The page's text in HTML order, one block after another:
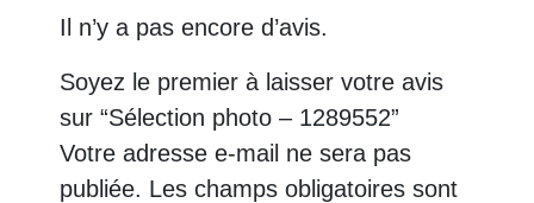
Il n’y a pas encore d’avis.
Soyez le premier à laisser votre avis
sur “Sélection photo – 1289552”
Votre adresse e-mail ne sera pas
publiée. Les champs obligatoires sont